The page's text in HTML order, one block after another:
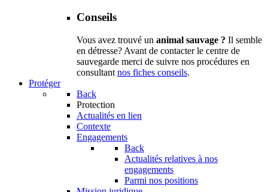
Conseils
Vous avez trouvé un animal sauvage ? Il semble
en détresse? Avant de contacter le centre de
sauvegarde merci de suivre nos procédures en
consultantnos fiches conseils.
Protéger
Back
Protection
Actualités en lien
Contexte
Engagements
Back
Actualités relatives à nos
engagements
Parmi nos positions